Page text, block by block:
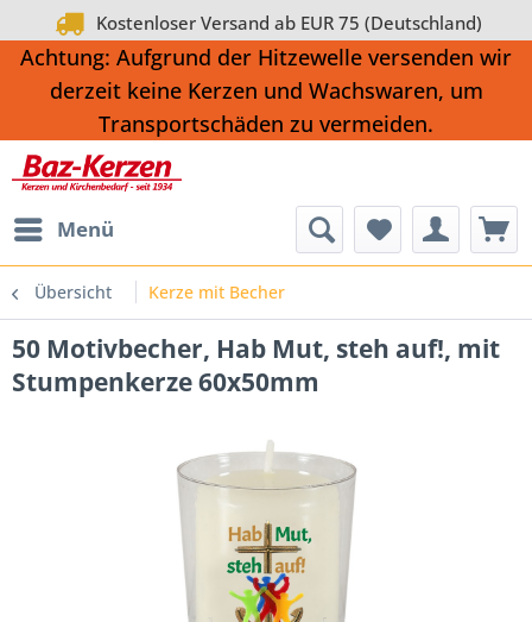
Kostenloser Versand ab EUR 75 (Deutschland)
Achtung: Aufgrund der Hitzewelle versenden wir
derzeit keine Kerzen und Wachswaren, um
Transportschäden zu vermeiden.
Menü
Übersicht Kerze mit Becher
50 Motivbecher, Hab Mut, steh auf!, mit
Stumpenkerze 60x50mm